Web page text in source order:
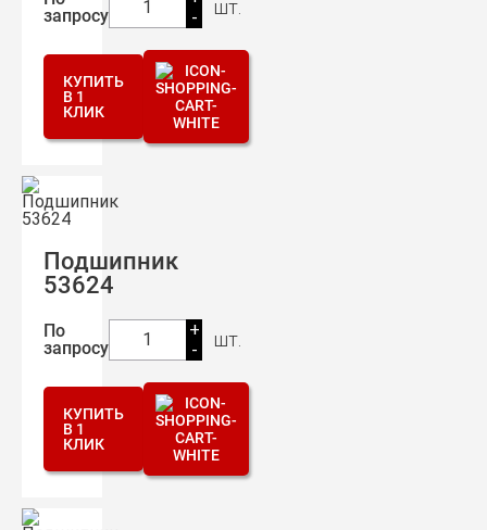
запросу
1
-
шт.
КУПИТЬ
В 1
КЛИК
Подшипник
53624
По
запросу
1
+
-
шт.
КУПИТЬ
В 1
КЛИК